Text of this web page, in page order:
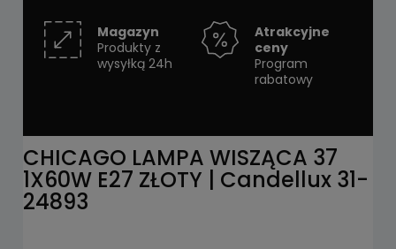
Magazyn
Produkty z
wysyłką 24h
Atrakcyjne
ceny
Program
rabatowy
CHICAGO LAMPA WISZĄCA 37
1X60W E27 ZŁOTY | Candellux 31-
24893